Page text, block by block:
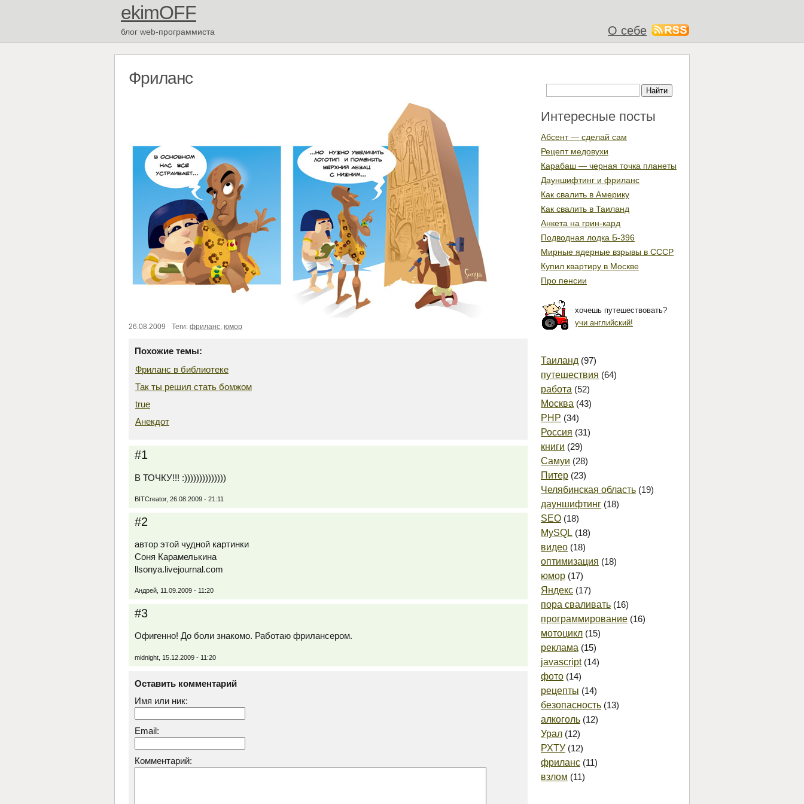
ekimOFF
блог web-программиста О себе
Фриланс
26.08.2009 Теги: фриланс, юмор
Похожие темы:
Фриланс в библиотеке
Так ты решил стать бомжом
true
Анекдот
#1
В ТОЧКУ!!! :))))))))))))))
BITCreator, 26.08.2009 - 21:11
#2
автор этой чудной картинки
Соня Карамелькина
llsonya.livejournal.com
Андрей, 11.09.2009 - 11:20
#3
Офигенно! До боли знакомо. Работаю фрилансером.
midnight, 15.12.2009 - 11:20
Оставить комментарий
Имя или ник:
Email:
Комментарий:
Интересные посты
Абсент — сделай сам
Рецепт медовухи
Карабаш — черная точка планеты
Дауншифтинг и фриланс
Как свалить в Америку
Как свалить в Таиланд
Анкета на грин-кард
Подводная лодка Б-396
Мирные ядерные взрывы в СССР
Купил квартиру в Москве
Про пенсии
хочешь путешествовать?
учи английский!
Таиланд (97)
путешествия (64)
работа (52)
Москва (43)
PHP (34)
Россия (31)
книги (29)
Самуи (28)
Питер (23)
Челябинская область (19)
дауншифтинг (18)
SEO (18)
MySQL (18)
видео (18)
оптимизация (18)
юмор (17)
Яндекс (17)
пора сваливать (16)
программирование (16)
мотоцикл (15)
реклама (15)
javascript(14)
фото (14)
рецепты (14)
безопасность (13)
алкоголь (12)
Урал (12)
РХТУ (12)
фриланс (11)
взлом (11)